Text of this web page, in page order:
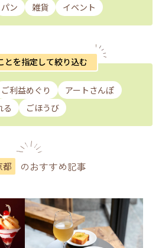
パン 雑貨 イベント
とを指定して絞り込む
ご利益めぐり
アートさんぽ
る ごほうび
都 のおすすめ記事